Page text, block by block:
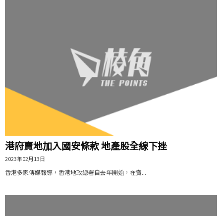
港府賣地加入國安條款 地產股全線下挫
2023年02月13日
香港多家傳媒報導，香港地政總署自去年開始，在賣...